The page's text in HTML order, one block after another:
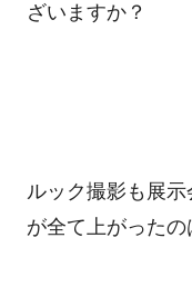
ざいますか？
ルック撮影も展
が全て上がったの